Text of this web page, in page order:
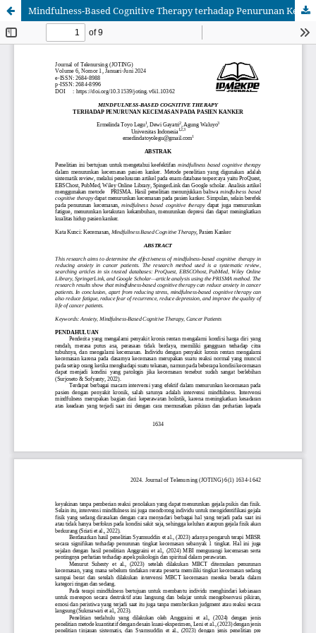
Mindfulness-Based Cognitive Therapy terhadap Penurunan Kecemasan pada Pasien Kanker